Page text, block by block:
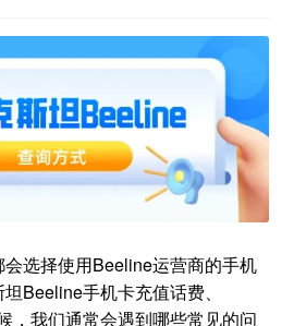
选择使用Beeline运营商的手机
Beeline手机卡充值话费、
，我们通常会遇到哪些常见的问